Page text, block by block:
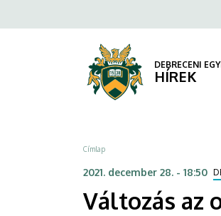
oltóponton
EGYETEM
a
DEBRECENI
HÍREK
Morzsa
Címlap
2021. december 28. - 18:50
Változás az